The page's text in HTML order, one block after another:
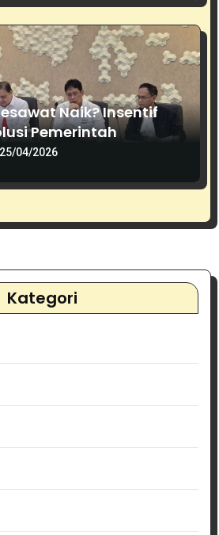
Naik? Insentif
Pemerintah
25/04/2026
Kategori